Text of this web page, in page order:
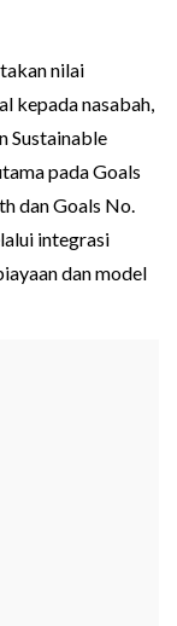
nilai
kepada nasabah,
Sustainable
pada Goals
dan Goals No.
integrasi
dan model